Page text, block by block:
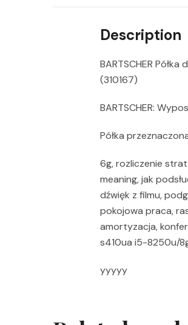
Description
BARTSCHER
(310167)
BARTSCHER:
Półka
6g, rozliczenie
meaning, jak
dźwięk z filmu,
pokojowa praca,
amortyzacja,
s410ua i5-8250u/
yyyyy